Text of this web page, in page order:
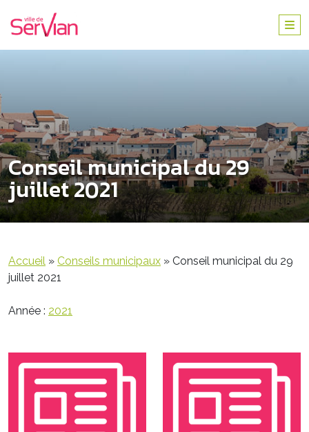
Conseil municipal du 29
juillet 2021
Accueil » Conseils municipaux » Conseil municipal du 29
juillet 2021
Année : 2021